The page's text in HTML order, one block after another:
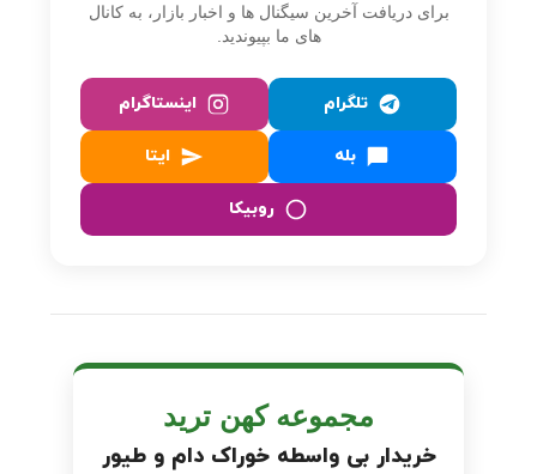
برای دریافت آخرین سیگنال‌ ها و اخبار بازار، به کانال‌
های ما بپیوندید.
تلگرام اینستاگرام
بله ایتا
روبیکا
مجموعه کهن ترید
خریدار بی‌ واسطه خوراک دام و طیور